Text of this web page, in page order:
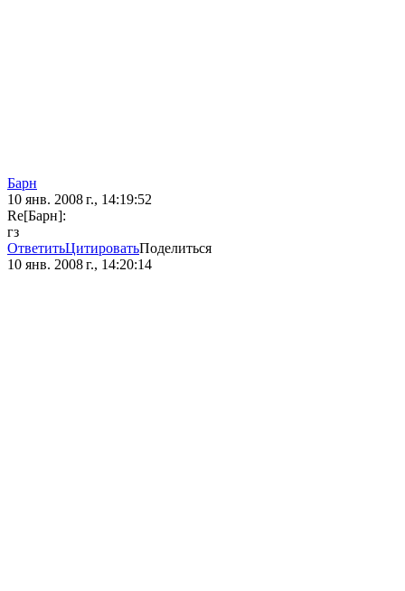
Барн
10 янв. 2008 г., 14:19:52
Re[Барн]:
гз
ОтветитьЦитироватьПоделиться
10 янв. 2008 г., 14:20:14